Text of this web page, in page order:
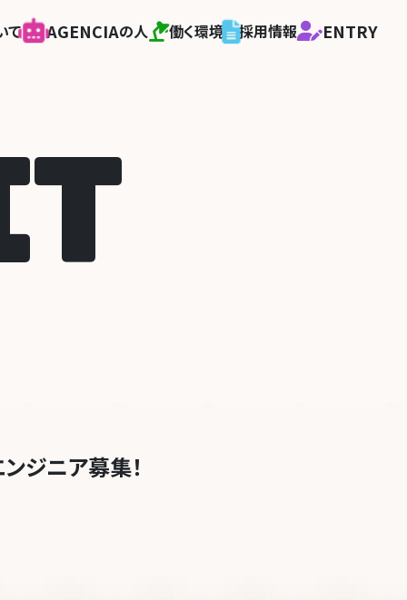
て AGENCIAの人 働く環境 採用情報 ENTRY
T
ジニア募集！